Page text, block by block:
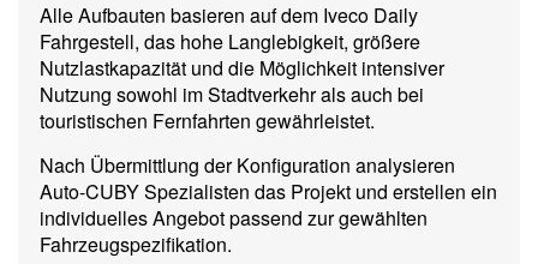
Alle Aufbauten basieren auf dem Iveco Daily
Fahrgestell, das hohe Langlebigkeit, größere
Nutzlastkapazität und die Möglichkeit intensiver
Nutzung sowohl im Stadtverkehr als auch bei
touristischen Fernfahrten gewährleistet.
Nach Übermittlung der Konfiguration analysieren
Auto-CUBY Spezialisten das Projekt und erstellen ein
individuelles Angebot passend zur gewählten
Fahrzeugspezifikation.